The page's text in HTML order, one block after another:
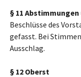
§ 11
Beschlüsse des
gefasst. Bei
Ausschlag.
§ 12 Oberst